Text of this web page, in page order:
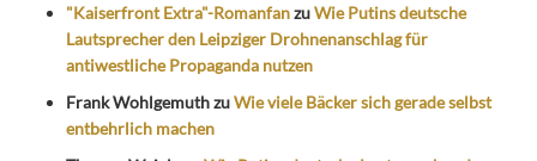
"Kaiserfront Extra"-RomanfanzuWie Putins deutsche
Lautsprecher den Leipziger Drohnenanschlag für
antiwestliche Propaganda nutzen
Frank WohlgemuthzuWie viele Bäcker sich gerade selbst
entbehrlich machen